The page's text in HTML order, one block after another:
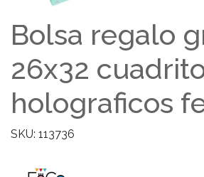
Bolsa regalo
26x32
holograficos
SKU: 113736